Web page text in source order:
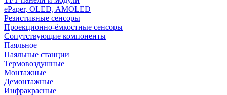
ePaper, OLED, AMOLED
Резистивные сенсоры
Проекционно-ёмкостные сенсоры
Сопутствующие компоненты
Паяльное
Паяльные станции
Термовоздушные
Монтажные
Демонтажные
Инфракрасные